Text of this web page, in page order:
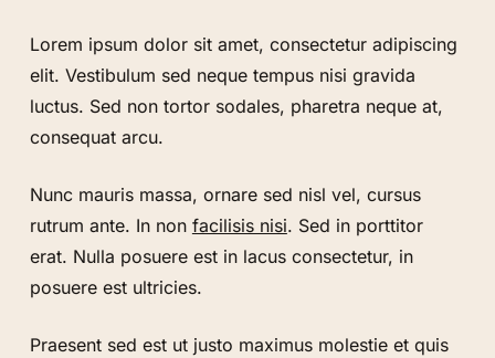
Lorem ipsum dolor sit amet, consectetur adipiscing
elit. Vestibulum sed neque tempus nisi gravida
luctus. Sed non tortor sodales, pharetra neque at,
consequat arcu.
Nunc mauris massa, ornare sed nisl vel, cursus
rutrum ante. In non facilisis nisi. Sed in porttitor
erat. Nulla posuere est in lacus consectetur, in
posuere est ultricies.
Praesent sed est ut justo maximus molestie et quis